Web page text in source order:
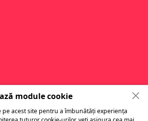
module cookie
pe acest site pentru a îmbunătăți experiența